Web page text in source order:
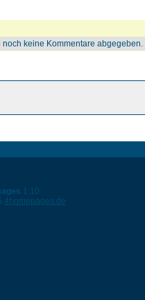
noch keine Kommentare abgegeben.
1.10
4homepages.de